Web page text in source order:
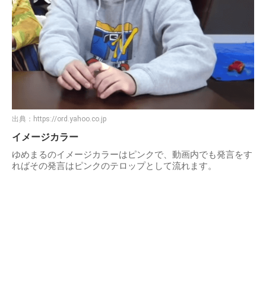
出典： https://ord.yahoo.co.jp
イメージカラー
ゆめまるのイメージカラーはピンクで、動画内でも発言をす
ればその発言はピンクのテロップとして流れます。